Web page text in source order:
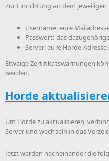
Zur Einrichtung an dem
Username: eure
Passwort: das
Server: eure Horde-
Etwaige Zertifikatswarnungen
werden.
Horde
Um Horde zu aktualisieren,
Server und wechseln in das
Jetzt werden nacheinender die